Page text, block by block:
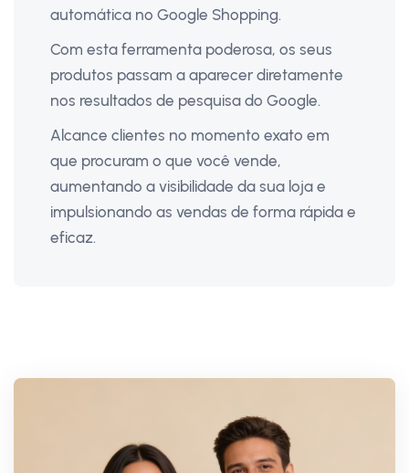
automática no Google Shopping.
Com esta ferramenta poderosa, os seus
produtos passam a aparecer diretamente
nos resultados de pesquisa do Google.
Alcance clientes no momento exato em
que procuram o que você vende,
aumentando a visibilidade da sua loja e
impulsionando as vendas de forma rápida e
eficaz.